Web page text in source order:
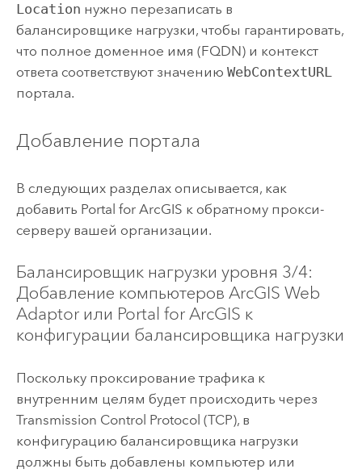
Location нужно перезаписать в
балансировщике нагрузки, чтобы гарантировать,
что полное доменное имя (FQDN) и контекст
ответа соответствуют значению WebContextURL
портала.
Добавление портала
В следующих разделах описывается, как
добавить Portal for ArcGIS к обратному прокси-
серверу вашей организации.
Балансировщик нагрузки уровня 3/4:
Добавление компьютеров ArcGIS Web
Adaptorили Portal for ArcGIS к
конфигурации балансировщика нагрузки
Поскольку проксирование трафика к
внутренним целям будет происходить через
Transmission Control Protocol (TCP), в
конфигурацию балансировщика нагрузки
должны быть добавлены компьютер или